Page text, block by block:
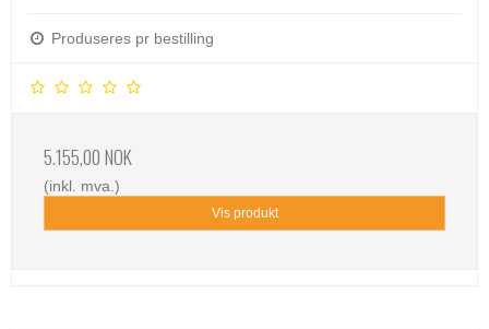
Produseres pr bestilling
5.155,00 NOK
(inkl. mva.)
Vis produkt